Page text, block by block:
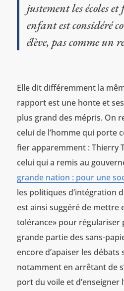
justement les écoles
enfant est considéré
élève, pas comme un
Elle dit différemment la
rapport est une honte et
plus grand des mépris. On
celui de l’homme qui porte
fier apparemment : Thierry
celui qui a remis au
grande nation : pour une
les politiques d’intégration
est ainsi suggéré de mettre
tolérance» pour régulariser
grande partie des sans-
encore d’apaiser les débats
notamment en arrêtant de
port du voile et d’enseigner